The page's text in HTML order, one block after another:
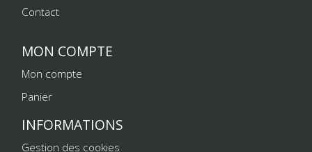
Contact
MON COMPTE
Mon compte
Panier
INFORMATIONS
Gestion des cookies